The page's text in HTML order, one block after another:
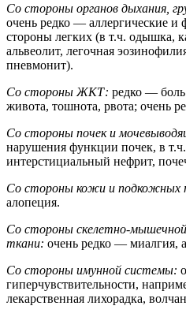
Со стороны органов дыхания,
очень редко — аллергические и
стороны легких (в т.ч. одышка,
альвеолит, легочная
пневмонит).
Со стороны ЖКТ: редко — боль
живота, тошнота, рвота; очень
Со стороны почек и
нарушения функции почек, в
интерстициальный нефрит,
Со стороны кожи и подкожных
алопеция.
Со стороны скелетно-
ткани: очень редко — миалгия,
Со стороны имунной системы:
гиперчувствительности,
лекарственная лихорадка,